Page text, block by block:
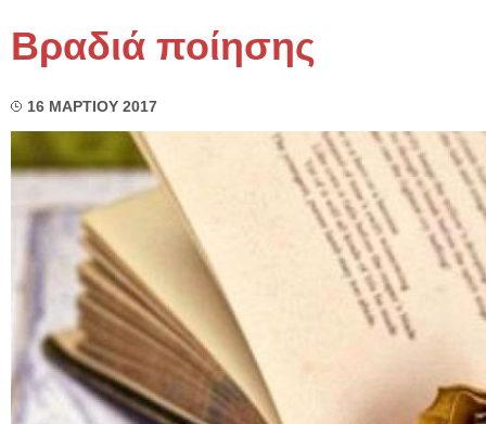
Βραδιά ποίησης
16 ΜΑΡΤΙΟΥ 2017